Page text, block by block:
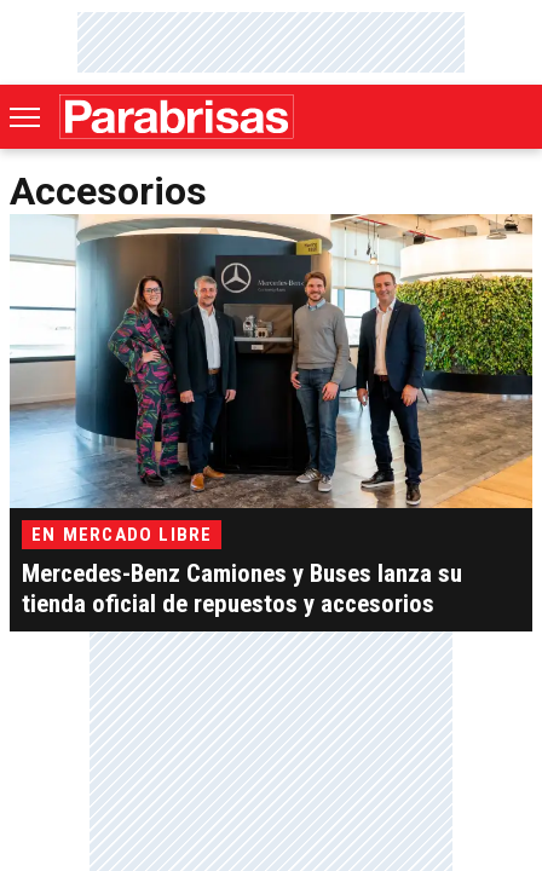
Accesorios
EN MERCADO LIBRE
Mercedes-Benz Camiones y Buses lanza su
tienda oficial de repuestos y accesorios